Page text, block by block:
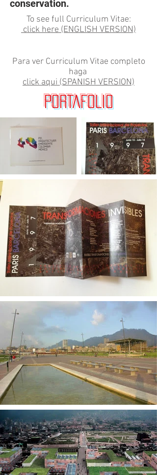
conservation.
To see full Curriculum Vitae:
click here (ENGLISH VERSION)
Para ver Curriculum Vitae completo
haga
click aqui (SPANISH VERSION)
PORTAFOLIO